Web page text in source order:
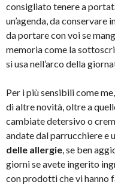
consigliato tenere a
un’agenda, da conservare
da portare con voi se
memoria come la
si usa nell’arco della
Per i più sensibili come
di altre novità, oltre a
cambiate detersivo o
andate dal parrucchiere e
delle allergie, se ben
giorni se avete ingerito
con prodotti che vi hanno